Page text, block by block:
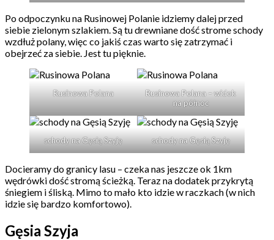
Po odpoczynku na Rusinowej Polanie idziemy dalej przed
siebie zielonym szlakiem. Są tu drewniane dość strome schody
wzdłuż polany, więc co jakiś czas warto się zatrzymać i
obejrzeć za siebie. Jest tu pięknie.
Rusinowa Polana
Rusinowa Polana – widok
na północ
schody na Gęsią Szyję schody na Gęsią Szyję
Docieramy do granicy lasu – czeka nas jeszcze ok 1km
wędrówki dość stromą ścieżką. Teraz na dodatek przykrytą
śniegiem i śliską. Mimo to mało kto idzie w raczkach (w nich
idzie się bardzo komfortowo).
Gęsia Szyja